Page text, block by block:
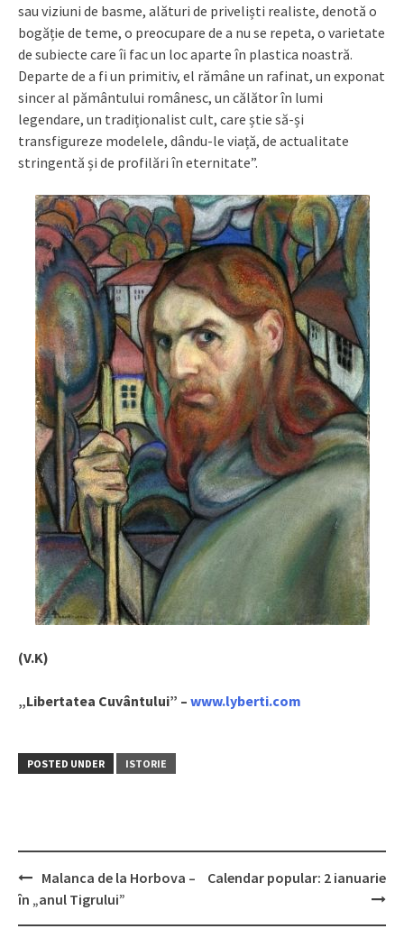
sau viziuni de basme, alături de priveliști realiste, denotă o
bogăție de teme, o preocupare de a nu se repeta, o varietate
de subiecte care îi fac un loc aparte în plastica noastră.
Departe de a fi un primitiv, el rămâne un rafinat, un exponat
sincer al pământului românesc, un călător în lumi
legendare, un tradiționalist cult, care știe să-și
transfigureze modelele, dându-le viață, de actualitate
stringentă și de profilări în eternitate”.
(V.K)
„Libertatea Cuvântului” – www.lyberti.com
POSTED UNDER ISTORIE
Post
navigation
Malanca de la Horbova –
în „anul Tigrului”
Calendar popular: 2 ianuarie